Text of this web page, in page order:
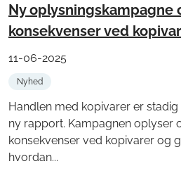
Ny oplysningskampagne
konsekvenser ved
11-06-2025
Nyhed
Handlen med kopivarer er
ny rapport. Kampagnen oplyser
konsekvenser ved kopivarer og
hvordan...